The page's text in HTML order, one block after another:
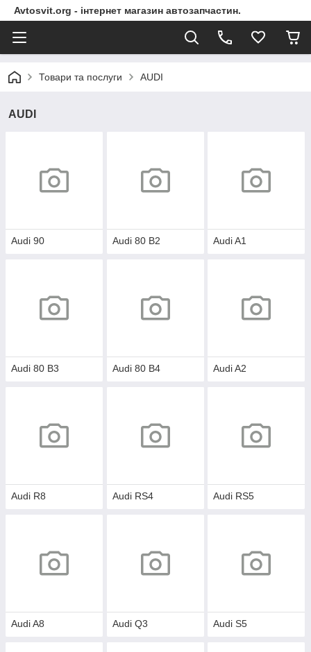
Avtosvit.org - інтернет магазин автозапчастин.
Товари та послуги AUDI
AUDI
Audi 90 Audi 80 B2 Audi A1
Audi 80 B3 Audi 80 B4 Audi A2
Audi R8 Audi RS4 Audi RS5
Audi A8 Audi Q3 Audi S5